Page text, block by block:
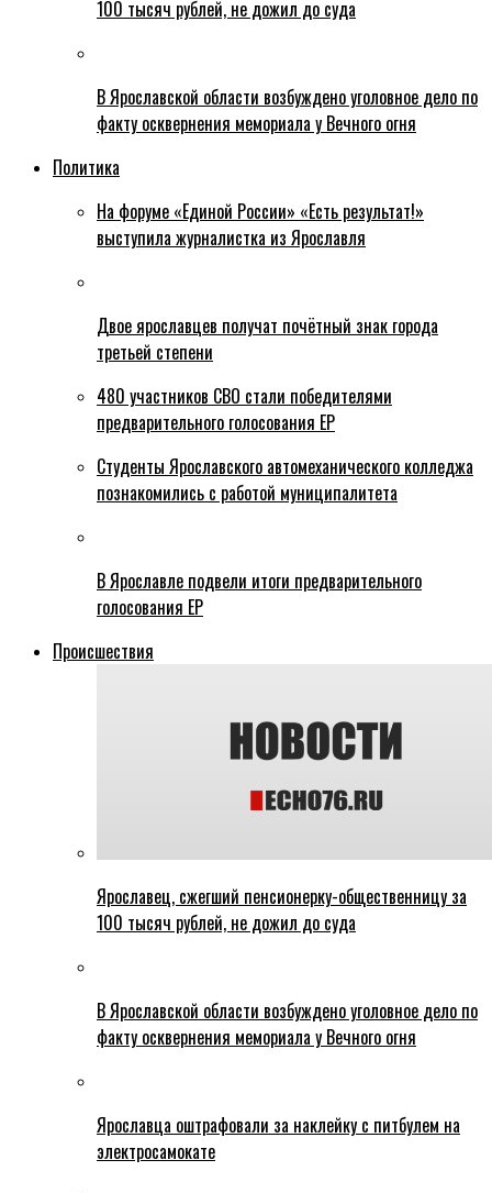
100 тысяч рублей, не дожил до суда
В Ярославской области возбуждено уголовное дело по
факту осквернения мемориала у Вечного огня
Политика
На форуме «Единой России» «Есть результат!»
выступила журналистка из Ярославля
Двое ярославцев получат почётный знак города
третьей степени
480 участников СВО стали победителями
предварительного голосования ЕР
Студенты Ярославского автомеханического колледжа
познакомились с работой муниципалитета
В Ярославле подвели итоги предварительного
голосования ЕР
Происшествия
Ярославец, сжегший пенсионерку-общественницу за
100 тысяч рублей, не дожил до суда
В Ярославской области возбуждено уголовное дело по
факту осквернения мемориала у Вечного огня
Ярославца оштрафовали за наклейку с питбулем на
электросамокате